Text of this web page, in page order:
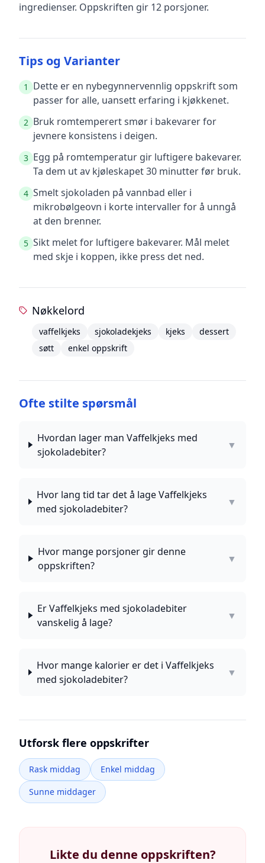
ingredienser. Oppskriften gir 12 porsjoner.
Tips og Varianter
1
Dette er en nybegynnervennlig oppskrift som
passer for alle, uansett erfaring i kjøkkenet.
2 Bruk romtemperert smør i bakevarer for
jevnere konsistens i deigen.
3 Egg på romtemperatur gir luftigere bakevarer.
Ta dem ut av kjøleskapet 30 minutter før bruk.
4 Smelt sjokoladen på vannbad eller i
mikrobølgeovn i korte intervaller for å unngå
at den brenner.
5 Sikt melet for luftigere bakevarer. Mål melet
med skje i koppen, ikke press det ned.
Nøkkelord
vaffelkjeks sjokoladekjeks kjeks
dessert
søtt
enkel oppskrift
Ofte stilte spørsmål
Hvordan lager man Vaffelkjeks med
sjokoladebiter?
▼
Hvor lang tid tar det å lage Vaffelkjeks
med sjokoladebiter?
▼
Hvor mange porsjoner gir denne
oppskriften?
▼
Er Vaffelkjeks med sjokoladebiter
vanskelig å lage?
▼
Hvor mange kalorier er det i Vaffelkjeks
med sjokoladebiter?
▼
Utforsk flere oppskrifter
Rask middag
Enkel middag
Sunne middager
Likte du denne oppskriften?